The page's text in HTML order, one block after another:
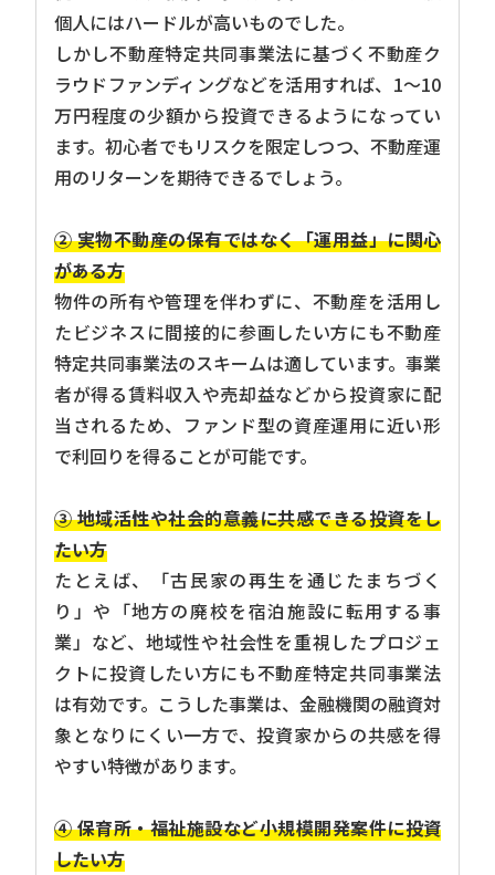
個人にはハードルが高いものでした。
しかし不動産特定共同事業法に基づく不動産ク
ラウドファンディングなどを活用すれば、1～10
万円程度の少額から投資できるようになってい
ます。初心者でもリスクを限定しつつ、不動産運
用のリターンを期待できるでしょう。
② 実物不動産の保有ではなく「運用益」に関心
がある方
物件の所有や管理を伴わずに、不動産を活用し
たビジネスに間接的に参画したい方にも不動産
特定共同事業法のスキームは適しています。事業
者が得る賃料収入や売却益などから投資家に配
当されるため、ファンド型の資産運用に近い形
で利回りを得ることが可能です。
③ 地域活性や社会的意義に共感できる投資をし
たい方
たとえば、「古民家の再生を通じたまちづく
り」や「地方の廃校を宿泊施設に転用する事
業」など、地域性や社会性を重視したプロジェ
クトに投資したい方にも不動産特定共同事業法
は有効です。こうした事業は、金融機関の融資対
象となりにくい一方で、投資家からの共感を得
やすい特徴があります。
④ 保育所・福祉施設など小規模開発案件に投資
したい方